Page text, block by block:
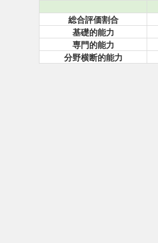
総合評価割合
基礎的能力
専門的能力
分野横断的能力